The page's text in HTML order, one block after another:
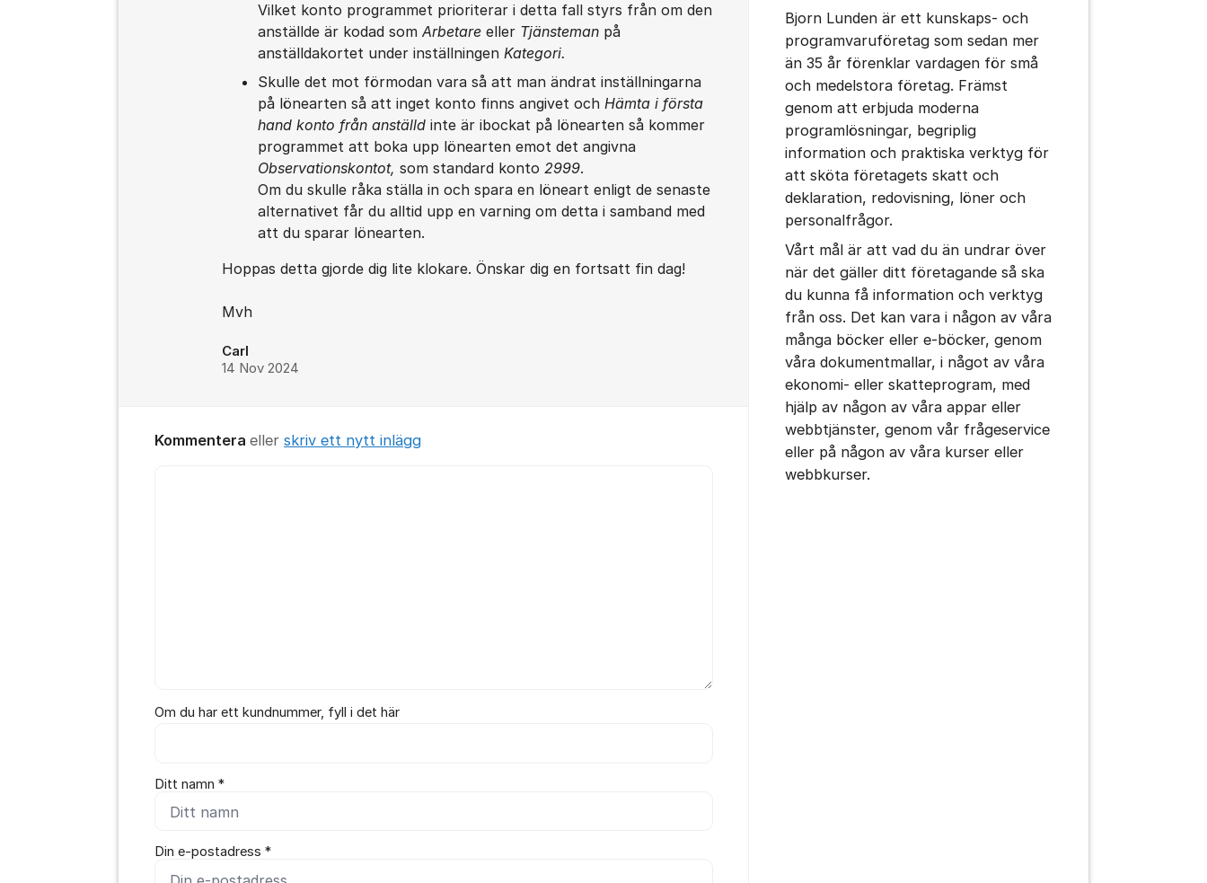
Vilket konto programmet prioriterar i detta fall styrs från om den
anställde är kodad som Arbetare eller Tjänsteman på
anställdakortet under inställningen Kategori.
Skulle det mot förmodan vara så att man ändrat inställningarna
på lönearten så att inget konto finns angivet och Hämta i första
hand konto från anställd inte är ibockat på lönearten så kommer
programmet att boka upp lönearten emot det angivna
Observationskontot, som standard konto 2999.
Om du skulle råka ställa in och spara en löneart enligt de senaste
alternativet får du alltid upp en varning om detta i samband med
att du sparar lönearten.
Hoppas detta gjorde dig lite klokare. Önskar dig en fortsatt fin dag!
Mvh
Carl
14 Nov 2024
Kommentera eller skriv ett nytt inlägg
Om du har ett kundnummer, fyll i det här
Ditt namn *
Din e-postadress *
Bjorn Lunden är ett kunskaps- och
programvaruföretag som sedan mer
än 35 år förenklar vardagen för små
och medelstora företag. Främst
genom att erbjuda moderna
programlösningar, begriplig
information och praktiska verktyg för
att sköta företagets skatt och
deklaration, redovisning, löner och
personalfrågor.
Vårt mål är att vad du än undrar över
när det gäller ditt företagande så ska
du kunna få information och verktyg
från oss. Det kan vara i någon av våra
många böcker eller e-böcker, genom
våra dokumentmallar, i något av våra
ekonomi- eller skatteprogram, med
hjälp av någon av våra appar eller
webbtjänster, genom vår frågeservice
eller på någon av våra kurser eller
webbkurser.